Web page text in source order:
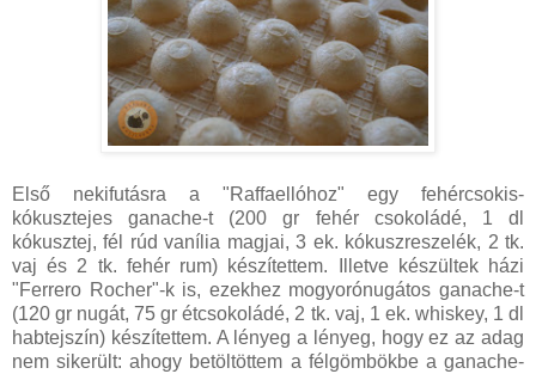
Első nekifutásra a "Raffaellóhoz" egy fehércsokis-
kókusztejes ganache-t (200 gr fehér csokoládé, 1 dl
kókusztej, fél rúd vanília magjai, 3 ek. kókuszreszelék, 2 tk.
vaj és 2 tk. fehér rum) készítettem. Illetve készültek házi
"Ferrero Rocher"-k is, ezekhez mogyorónugátos ganache-t
(120 gr nugát, 75 gr étcsokoládé, 2 tk. vaj, 1 ek. whiskey, 1 dl
habtejszín) készítettem. A lényeg a lényeg, hogy ez az adag
nem sikerült: ahogy betöltöttem a félgömbökbe a ganache-